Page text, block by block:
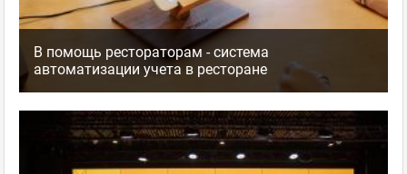
В помощь рестораторам - система
автоматизации учета в ресторане